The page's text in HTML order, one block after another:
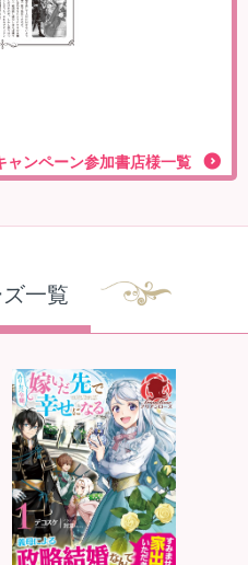
ャンペーン参加書店様一覧
一覧